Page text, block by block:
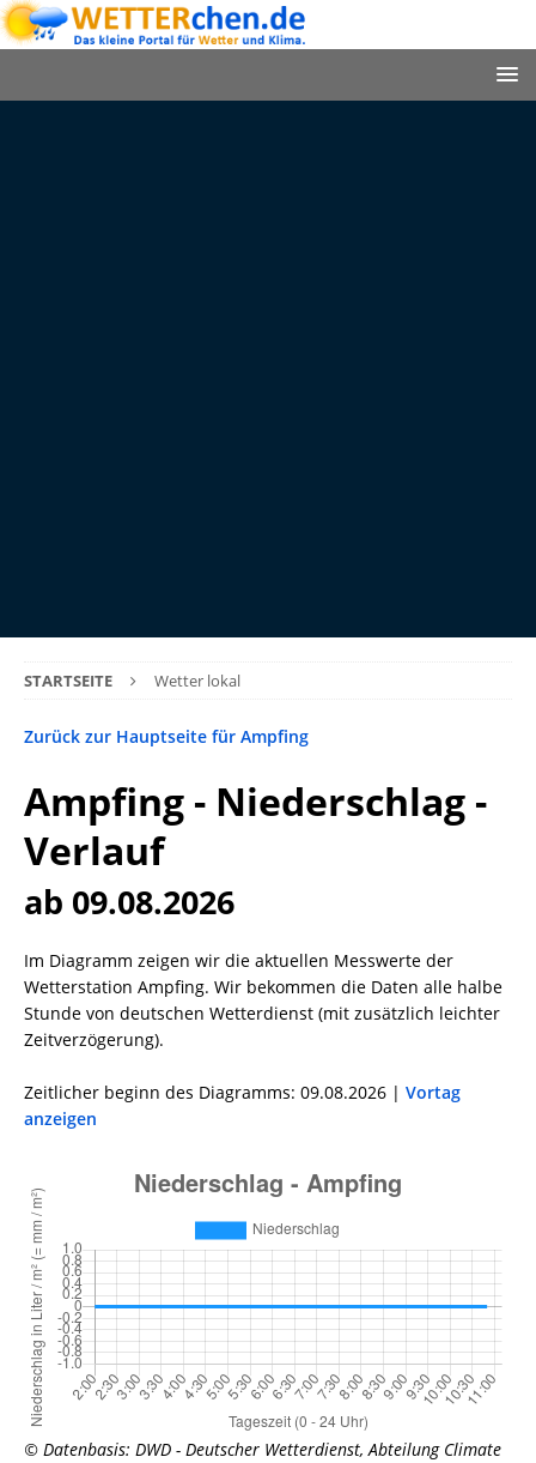
STARTSEITE Wetter lokal
Zurück zur Hauptseite für Ampfing
Ampfing - Niederschlag -
Verlauf
ab 09.08.2026
Im Diagramm zeigen wir die aktuellen Messwerte der
Wetterstation Ampfing. Wir bekommen die Daten alle halbe
Stunde von deutschen Wetterdienst (mit zusätzlich leichter
Zeitverzögerung).
Zeitlicher beginn des Diagramms: 09.08.2026 | Vortag
anzeigen
© Datenbasis: DWD - Deutscher Wetterdienst, Abteilung Climate